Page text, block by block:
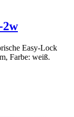
2w
Easy-Lock
Farbe: weiß.